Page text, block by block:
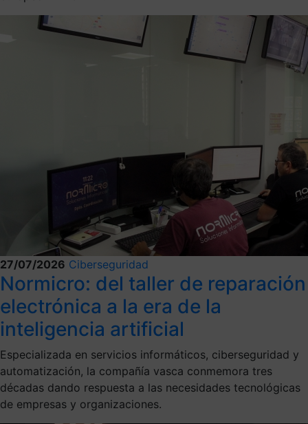
27/07/2026 Ciberseguridad
Normicro: del taller de reparación
electrónica a la era de la
inteligencia artificial
Especializada en servicios informáticos, ciberseguridad y
automatización, la compañía vasca conmemora tres
décadas dando respuesta a las necesidades tecnológicas
de empresas y organizaciones.